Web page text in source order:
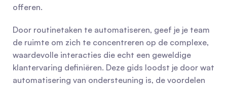
offeren.
Door routinetaken te automatiseren, geef je je team
de ruimte om zich te concentreren op de complexe,
waardevolle interacties die echt een geweldige
klantervaring definiëren. Deze gids loodst je door wat
automatisering van ondersteuning is, de voordelen